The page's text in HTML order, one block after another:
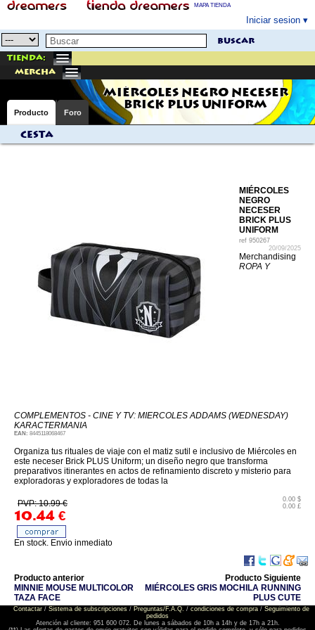
MAPA TIENDA
Iniciar sesion
buscar
Tienda:
mercha
MIÉRCOLES NEGRO NECESER
BRICK PLUS UNIFORM
Producto Foro
Cesta
MIÉRCOLES
NEGRO
NECESER
BRICK PLUS
UNIFORM
ref 950267
20/09/2025
Merchandising
ROPA Y
COMPLEMENTOS - CINE Y TV: MIERCOLES ADDAMS (WEDNESDAY)
KARACTERMANIA
EAN: 8445118068467
Organiza tus rituales de viaje con el matiz sutil e inclusivo de Miércoles en
este neceser Brick PLUS Uniform; un diseño negro que transforma
preparativos itinerantes en actos de refinamiento discreto y misterio para
exploradoras y exploradores de todas la
PVP: 10.99 €
10.44 €
0.00 $
0.00 £
En stock. Envio inmediato
Producto anterior
MINNIE MOUSE MULTICOLOR
TAZA FACE
Producto Siguiente
MIÉRCOLES GRIS MOCHILA RUNNING
PLUS CUTE
Contactar/ Sistema de subscripciones/ Preguntas/F.A.Q. / condiciones de compra/ Seguimiento de
pedidos
Atención al cliente: 951 600 072. De lunes a sábados de 10h a 14h y de 17h a 21h.